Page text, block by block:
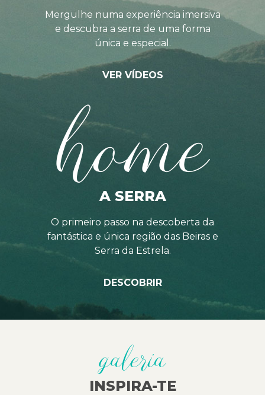
Mergulhe numa experiência imersiva
e descubra a serra de uma forma
única e especial.
VER VÍDEOS
home
A SERRA
O primeiro passo na descoberta da
fantástica e única região das Beiras e
Serra da Estrela.
DESCOBRIR
galeria
INSPIRA-TE